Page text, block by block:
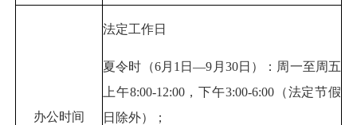
办公时间
法定工作日
夏令时（6月1日—9月30日）：周一至周五
上午8:00-12:00，下午3:00-6:00（法定节假
日除外）；